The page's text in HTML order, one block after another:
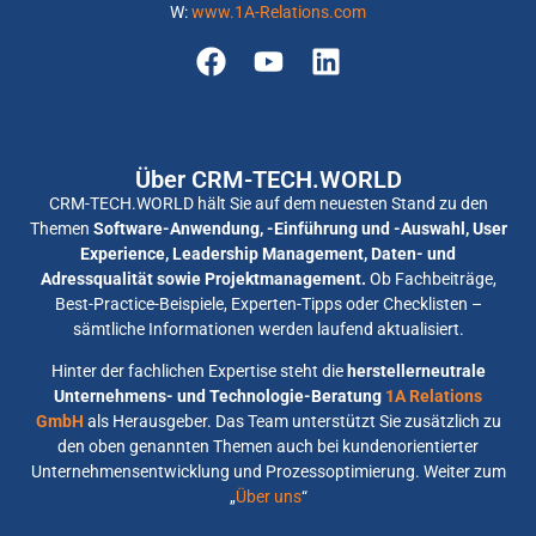
W:www.1A-Relations.com
Über CRM-TECH.WORLD
CRM-TECH.WORLD hält Sie auf dem neuesten Stand zu den
Themen Software-Anwendung, -Einführung und -Auswahl, User
Experience, Leadership Management, Daten- und
Adressqualität sowie Projektmanagement. Ob Fachbeiträge,
Best-Practice-Beispiele, Experten-Tipps oder Checklisten –
sämtliche Informationen werden laufend aktualisiert.
Hinter der fachlichen Expertise steht die herstellerneutrale
Unternehmens- und Technologie-Beratung 1A Relations
GmbH als Herausgeber. Das Team unterstützt Sie zusätzlich zu
den oben genannten Themen auch bei kundenorientierter
Unternehmensentwicklung und Prozessoptimierung. Weiter zum
„Über uns“